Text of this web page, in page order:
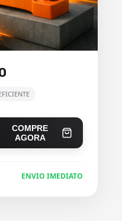
COMPRE
AGORA
ENVIO IMEDIATO